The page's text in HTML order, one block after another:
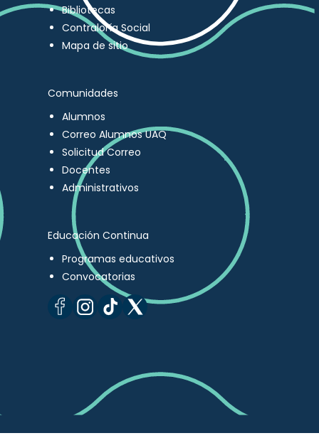
Bibliotecas
Contraloría Social
Mapa de sitio
Comunidades
Alumnos
Correo Alumnos UAQ
Solicitud Correo
Docentes
Administrativos
Educación Continua
Programas educativos
Convocatorias